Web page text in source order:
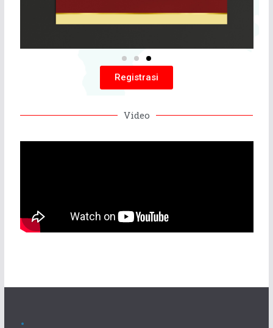
DPP IKADIN
Grand Slipi Tower Lt.5 Unit I, Jl. S. Parman Kav. 22-